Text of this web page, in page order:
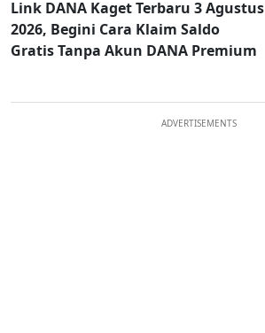
Link DANA Kaget Terbaru 3 Agustus
2026, Begini Cara Klaim Saldo
Gratis Tanpa Akun DANA Premium
ADVERTISEMENTS